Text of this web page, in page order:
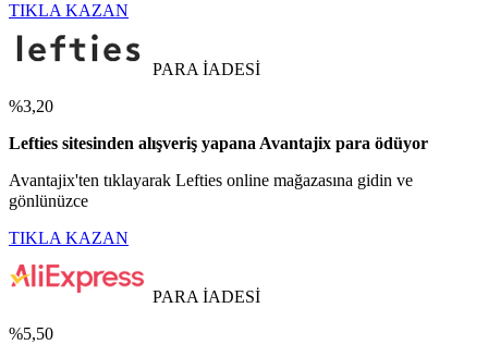
TIKLA KAZAN
PARA İADESİ
%3,20
Lefties sitesinden alışveriş yapana Avantajix para ödüyor
Avantajix'ten tıklayarak Lefties online mağazasına gidin ve
gönlünüzce
TIKLA KAZAN
PARA İADESİ
%5,50